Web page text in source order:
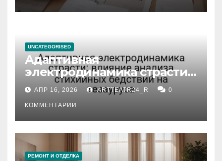
UNCATEGORISED
Адаптивная
электродинамика страсти:
влияние анализа
стихийных бедствий на
тезауруса
АПР 16, 2026 ARTTEATR24_R 0
КОММЕНТАРИИ
РЕМОНТ И ОТДЕЛКА